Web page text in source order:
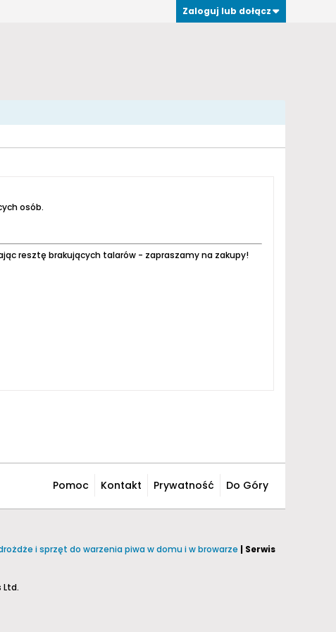
Zaloguj lub dołącz
osób.
resztę brakujących talarów - zapraszamy na zakupy!
Pomoc Kontakt Prywatność Do Góry
i sprzęt do warzenia piwa w domu i w browarze | Serwis
Ltd.